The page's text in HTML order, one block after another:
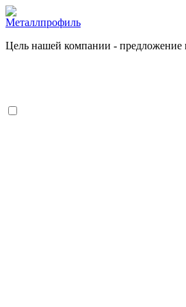
Цель нашей компании - предложение